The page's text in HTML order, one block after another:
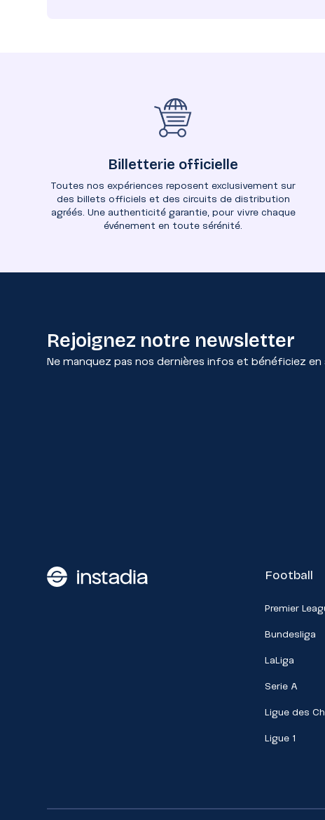
Billetterie officielle
Toutes nos expériences reposent exclusivement sur
des billets officiels et des circuits de distribution
agréés. Une authenticité garantie, pour vivre chaque
événement en toute sérénité.
Rejoignez notre newsletter
Ne manquez pas nos dernières infos et bénéficiez
Football
Premier
Bundesliga
LaLiga
Serie A
Ligue des
Ligue 1